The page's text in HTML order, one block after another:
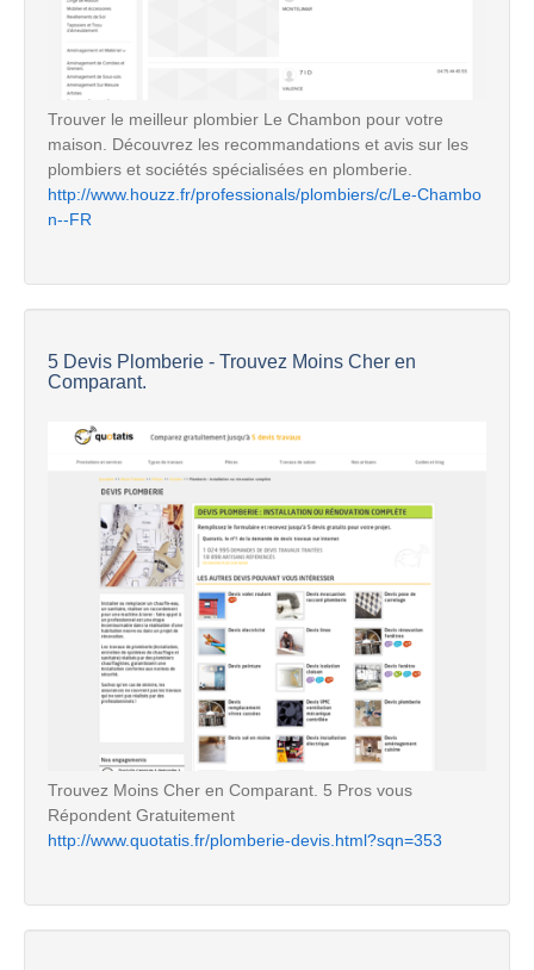
Trouver le meilleur plombier Le Chambon pour votre
maison. Découvrez les recommandations et avis sur les
plombiers et sociétés spécialisées en plomberie.
http://www.houzz.fr/professionals/plombiers/c/Le-Chambo
n--FR
5 Devis Plomberie - Trouvez Moins Cher en
Comparant.
Trouvez Moins Cher en Comparant. 5 Pros vous
Répondent Gratuitement
http://www.quotatis.fr/plomberie-devis.html?sqn=353